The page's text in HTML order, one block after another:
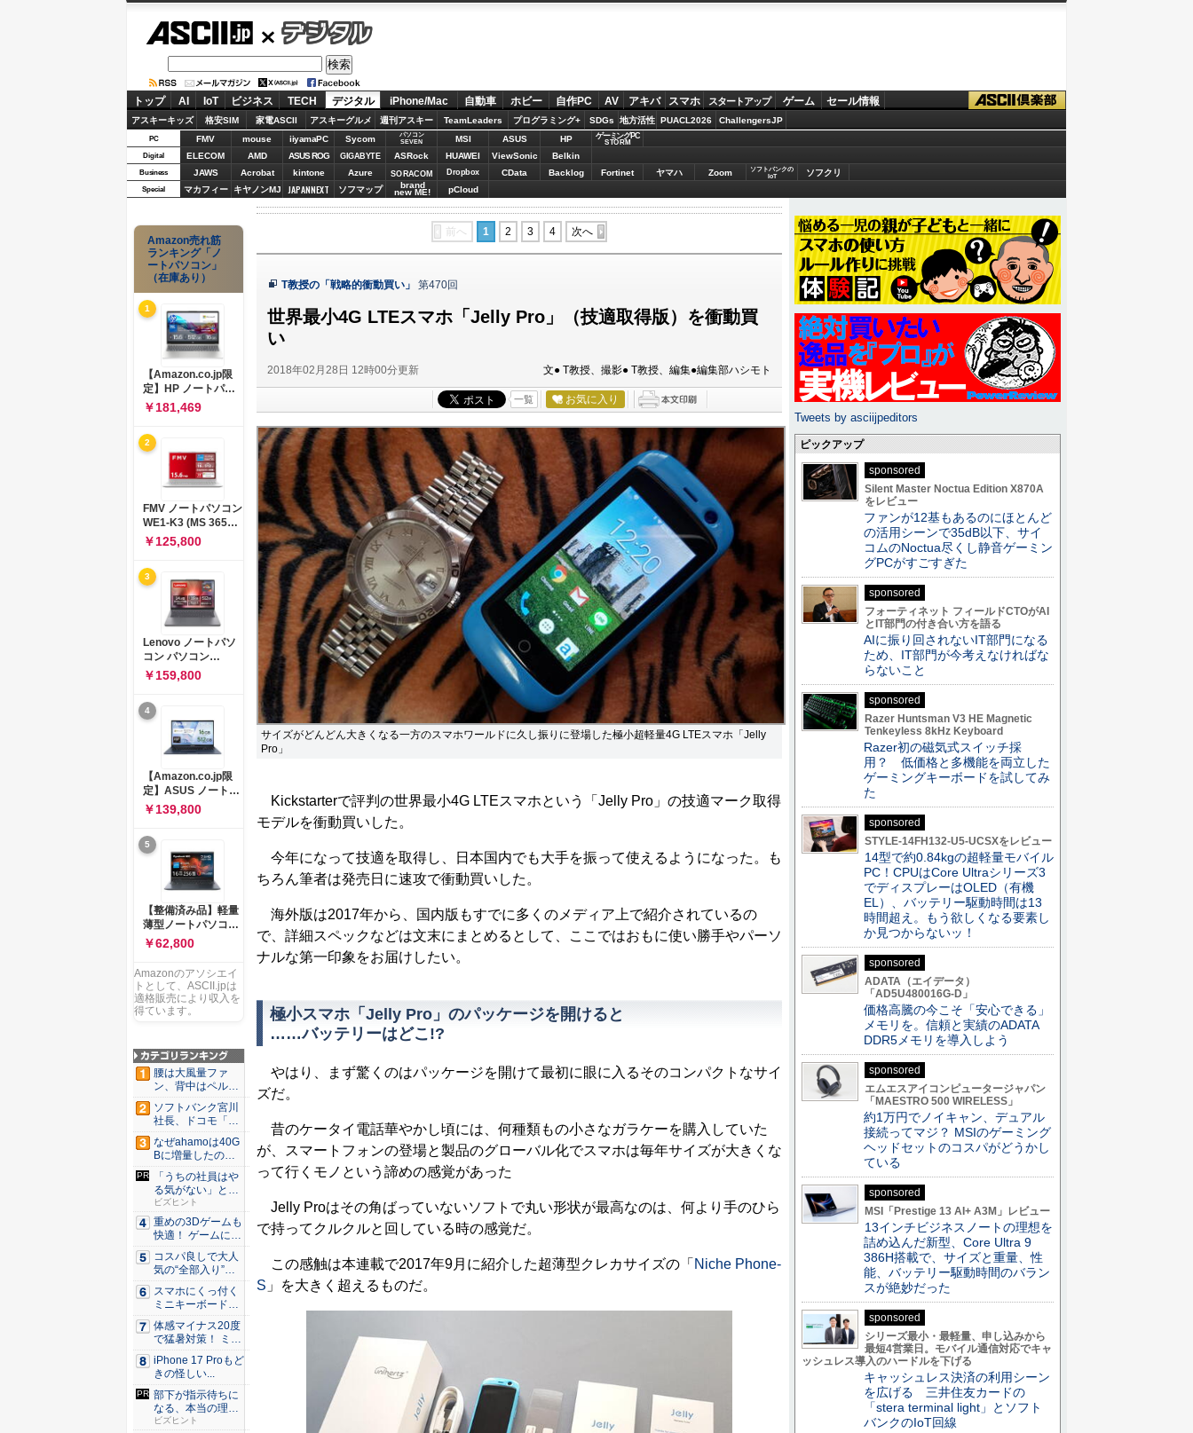
デジタル
トップ AI IoT ビジネス TECH デジタル iPhone/Mac 自動車 ホビー 自作PC AV アキバ スマホ スタートアップ ゲーム セール情報
アスキーキッズ 格安SIM 家電ASCII アスキーグルメ 週刊アスキー TeamLeaders プログラミング+ SDGs 地方活性 PUACL2026 ChallengersJP
PC FMV mouse iiyamaPC Sycom
パソコン
SEVEN
MSI ASUS HP ゲーミングPC
STORM
Digital ELECOM AMD ASUS ROG GIGABYTE ASRock HUAWEI ViewSonic Belkin
Business JAWS Acrobat kintone Azure SORACOM Dropbox CData Backlog Fortinet ヤマハ Zoom
ソフトバンクの
IoT
ソフクリ
Special マカフィー キヤノンMJ JAPANNEXT ソフマップ brand
new ME! pCloud
前へ 1 2 3 4 次へ
T教授の「戦略的衝動買い」 第470回
世界最小4G LTEスマホ「Jelly Pro」（技適取得版）を衝動買
い
2018年02月28日 12時00分更新 文● T教授、撮影● T教授、編集●編集部ハシモト
一覧 お気に入り
サイズがどんどん大きくなる一方のスマホワールドに久し振りに登場した極小超軽量4G LTEスマホ「Jelly
Pro」
Kickstarterで評判の世界最小4G LTEスマホという「Jelly Pro」の技適マーク取得
モデルを衝動買いした。
今年になって技適を取得し、日本国内でも大手を振って使えるようになった。も
ちろん筆者は発売日に速攻で衝動買いした。
海外版は2017年から、国内版もすでに多くのメディア上で紹介されているの
で、詳細スペックなどは文末にまとめるとして、ここではおもに使い勝手やパーソ
ナルな第一印象をお届けしたい。
極小スマホ「Jelly Pro」のパッケージを開けると
……バッテリーはどこ!?
やはり、まず驚くのはパッケージを開けて最初に眼に入るそのコンパクトなサイ
ズだ。
昔のケータイ電話華やかし頃には、何種類もの小さなガラケーを購入していた
が、スマートフォンの登場と製品のグローバル化でスマホは毎年サイズが大きくな
って行くモノという諦めの感覚があった
Jelly Proはその角ばっていないソフトで丸い形状が最高なのは、何より手のひら
で持ってクルクルと回している時の感覚だ。
この感触は本連載で2017年9月に紹介した超薄型クレカサイズの「 Niche Phone-
S 」を大きく超えるものだ。
Amazon売れ筋
ランキング「ノ
ートパソコン」
（在庫あり）
1
【Amazon.co.jp限
定】HP ノートパソ
コン 15-fd 15.6イン
チ インテル Core 5
120U メモリ16GB
SSD512GB
Windows 11
Microsoft Office
2024搭載 WPS
Office搭載 カメラシ
ャッター 指紋認証 薄
型 Copilotキー搭載
ナチュラルシルバー
￥181,469
2
FMV ノートパソコン
WE1-K3 (MS 365
Personal/Copilotキ
ー搭載/Win 11/15.6
型/Core
i5/16GB/SSD
512GB/ホワイト)
FMVWK3E15W_AZ
￥125,800
3
Lenovo ノートパソ
コン パソコン
IdeaPad Slim 3 14.0
インチ AMD
Ryzen™ 5 8640HS
メモリ16GB
SSD512GB
Microsoft 365 試用
版 Windows11 バッ
テリー駆動12.6時間
重量1.39kg ルナグレ
ー 83K9003JJP ノー
トPC
￥159,800
4
【Amazon.co.jp限
定】ASUS ノートパ
ソコン Vivobook 15
M1502NAQ 15.6イ
ンチ AMD Ryzen 7
170 メモリ16GB
SSD 512GB
Microsoft 365
Personal (24か月版)
搭載 Windows 11 重
量1.7kg Wi-Fi 6E ク
ワイエットブルー
M1502NAQ-
￥139,800
5
【整備済み品】軽量
薄型ノートパソコン
dynabook G83 ■
13.3型
FHD(1920x1080) -
高性能第11世代Core
i5-1135G7 - メモリ
16GB - SSD 256GB
USB Type-C - MS
Office 2021 - Win11
搭載
￥62,800
Amazonのアソシエイ
トとして、ASCII.jpは
適格販売により収入を
得ています。
腰は大風量ファ
ン、背中はペルチ
ェ冷却。ダ...
ソフトバンク宮川
社長、ドコモ「ah
amo...
なぜahamoは40G
Bに増量したの
か ...
「うちの社員はや
る気がない」と嘆
くリーダ...
ビズヒント
重めの3Dゲームも
快適！ ゲームに強
いH...
コスパ良しで大人
気の“全部入り”の
アンド...
スマホにくっ付く
ミニキーボード！
触ってわ...
体感マイナス20度
で猛暑対策！ ミズ
ノの...
iPhone 17 Proもど
きの怪しい...
部下が指示待ちに
なる、本当の理
由。23年...
ビズヒント
Tweets by asciijpeditors
ピックアップ
sponsored
Silent Master Noctua Edition X870A
をレビュー
ファンが12基もあるのにほとんど
の活用シーンで35dB以下、サイ
コムのNoctua尽くし静音ゲーミン
グPCがすごすぎた
sponsored
フォーティネット フィールドCTOがAI
とIT部門の付き合い方を語る
AIに振り回されないIT部門になる
ため、IT部門が今考えなければな
らないこと
sponsored
Razer Huntsman V3 HE Magnetic
Tenkeyless 8kHz Keyboard
Razer初の磁気式スイッチ採
用？ 低価格と多機能を両立した
ゲーミングキーボードを試してみ
た
sponsored
STYLE-14FH132-U5-UCSXをレビュー
14型で約0.84kgの超軽量モバイル
PC！CPUはCore Ultraシリーズ3
でディスプレーはOLED（有機
EL）、バッテリー駆動時間は13
時間超え。もう欲しくなる要素し
か見つからないッ！
sponsored
ADATA（エイデータ）
「AD5U480016G-D」
価格高騰の今こそ「安心できる」
メモリを。信頼と実績のADATA
DDR5メモリを導入しよう
sponsored
エムエスアイコンピュータージャパン
「MAESTRO 500 WIRELESS」
約1万円でノイキャン、デュアル
接続ってマジ？ MSIのゲーミング
ヘッドセットのコスパがどうかし
ている
sponsored
MSI「Prestige 13 AI+ A3M」レビュー
13インチビジネスノートの理想を
詰め込んだ新型、Core Ultra 9
386H搭載で、サイズと重量、性
能、バッテリー駆動時間のバラン
スが絶妙だった
sponsored
シリーズ最小・最軽量、申し込みから
最短4営業日。モバイル通信対応でキャ
ッシュレス導入のハードルを下げる
キャッシュレス決済の利用シーン
を広げる 三井住友カードの
「stera terminal light」とソフト
バンクのIoT回線